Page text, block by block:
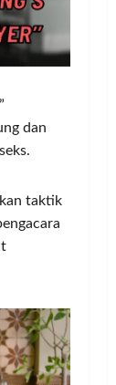
dan
taktik